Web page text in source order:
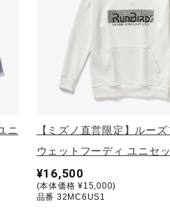
ニ
【ミズノ直営限定】ルー
ウェットフーディ ユニセ
¥16,500
(本体価格 ¥15,000)
品番 32MC6US1